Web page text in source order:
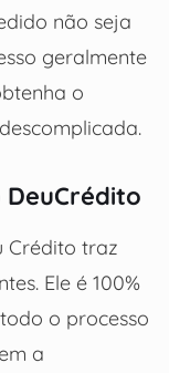
não seja
geralmente
o
Crédito traz
Ele é 100%
o processo
a